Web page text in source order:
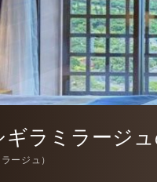
ギラミラージ
ージュ ）